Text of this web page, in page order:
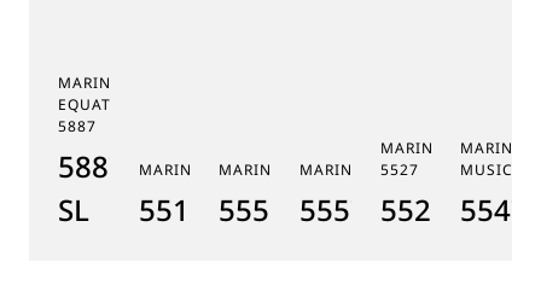
MARINE TOURBILLON
EQUATION MARCHANTE
5887
5887PT/YS/PW0
SL
MARINE 5517
5517BR/Y2/9ZU
MARINE HORA MUNDI 5555
5555BH/YS/9WV
MARINE HORA MUNDI 5557
5557BR/YS/5WV
MARINE
5527
5527BR/
MARINE